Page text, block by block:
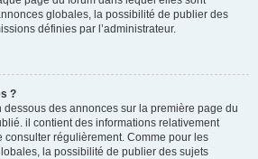
globales, la possibilité de publier des
définies par l’administrateur.
?
des annonces sur la première page du
il contient des informations relativement
consulter régulièrement. Comme pour les
la possibilité de publier des sujets